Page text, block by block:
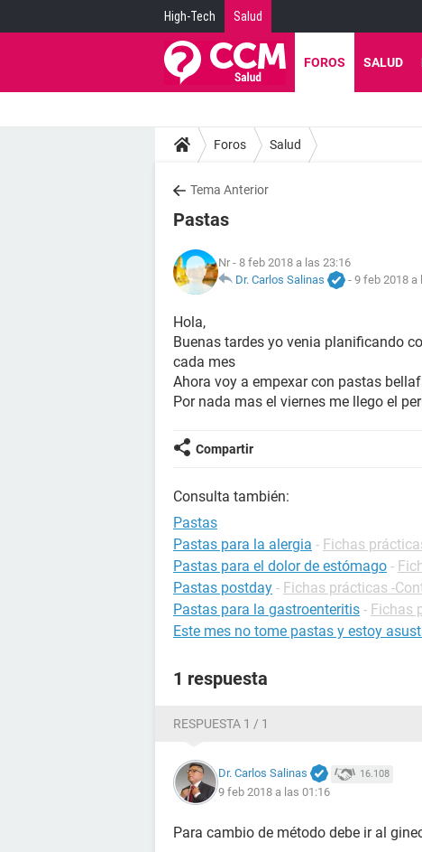
High-Tech Salud
FOROS SALUD
Foros Salud
Tema Anterior
Pastas
Nr - 8 feb 2018 a las 23:16
Dr. Carlos Salinas
- 9 feb 2018 a
Hola,
Buenas tardes yo venia planificando
cada mes
Ahora voy a empexar con pastas
Por nada mas el viernes me llego el
Compartir
Consulta también:
Pastas
Pastas para la alergia - Fichas
Pastas para el dolor de estómago -
Pastas postday - Fichas prácticas -
Pastas para la gastroenteritis - Fichas
Este mes no tome pastas y estoy
1 respuesta
RESPUESTA 1 / 1
Dr. Carlos Salinas 16.108
9 feb 2018 a las 01:16
Para cambio de método debe ir al